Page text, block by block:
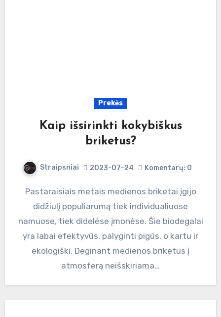
Prekės
Kaip išsirinkti kokybiškus
briketus?
Straipsniai 2023-07-24 Komentarų: 0
Pastaraisiais metais medienos briketai įgijo
didžiulį populiarumą tiek individualiuose
namuose, tiek didelėse įmonėse. Šie biodegalai
yra labai efektyvūs, palyginti pigūs, o kartu ir
ekologiški. Deginant medienos briketus į
atmosferą neišskiriama…